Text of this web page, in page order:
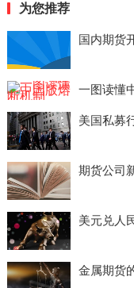
为您推荐
国内期货
一图读懂
美国私募
期货公司
美元兑人
金属期货